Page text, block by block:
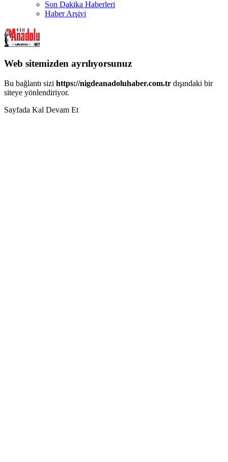
Son Dakika Haberleri
Haber Arşivi
Web sitemizden ayrılıyorsunuz
Bu bağlantı sizi https://nigdeanadoluhaber.com.tr dışındaki bir
siteye yönlendiriyor.
Sayfada Kal Devam Et